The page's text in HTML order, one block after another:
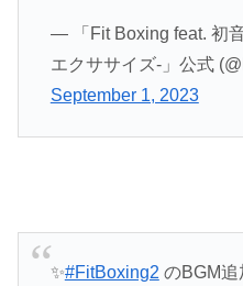
— 「Fit Boxing feat. 初
エクササイズ-」公式
September 1, 2023
✨#FitBoxing2 のBGM追